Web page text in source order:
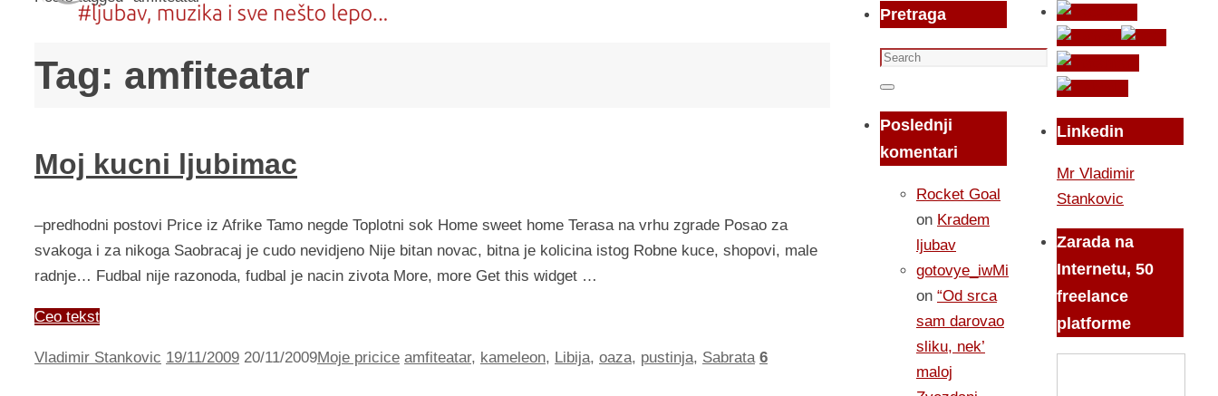
Tag: amfiteatar
Moj kucni ljubimac
–predhodni postovi Price iz Afrike Tamo negde Toplotni sok Home sweet home Terasa na vrhu zgrade Posao za
svakoga i za nikoga Saobracaj je cudo nevidjeno Nije bitan novac, bitna je kolicina istog Robne kuce, shopovi, male
radnje… Fudbal nije razonoda, fudbal je nacin zivota More, more Get this widget …
Ceo tekst
Vladimir Stankovic 19/11/2009 20/11/2009Moje pricice amfiteatar, kameleon, Libija, oaza, pustinja, Sabrata 6
Pretraga
Search
for:
Search
Poslednji
komentari
Rocket Goal
on Kradem
ljubav
gotovye_iwMi
on “Od srca
sam darovao
sliku, nek’
maloj
Linkedin
Mr Vladimir
Stankovic
Zarada na
Internetu, 50
freelance
platforme